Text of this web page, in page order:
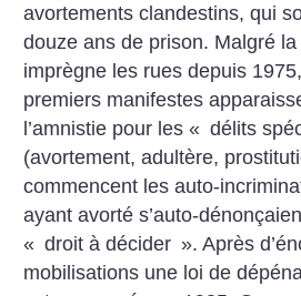
avortements clandestins, qui
douze ans de prison. Malgré
imprègne les rues depuis
premiers manifestes
l’amnistie pour les « délits
(avortement, adultère,
commencent les auto-
ayant avorté s’auto-
« droit à décider ». Après
mobilisations une loi de